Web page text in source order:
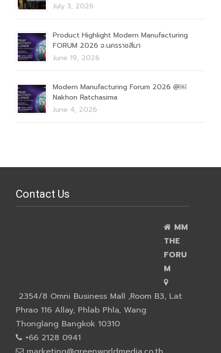
July 3, 2026
Product Highlight Modern Manufacturing
FORUM 2026 จ.นครราชสีมา
June 19, 2026
Modern Manufacturing Forum 2026 @￼
Nakhon Ratchasima
June 4, 2026
Contact Us
MM
THE
FORU
M
2354/8 Omni Business Mall ,Room B3, Lat
Phrao 116 Allay, Phlab Phla, Wang
Thonglang Bangkok 10310
+66 2128 0941